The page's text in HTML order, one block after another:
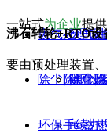
废气
除尘
废气处理设
催化
rto蓄
除尘除烟设
环保手续办
一站式为企业提
沸石转轮+RTO设
要由预处理装置